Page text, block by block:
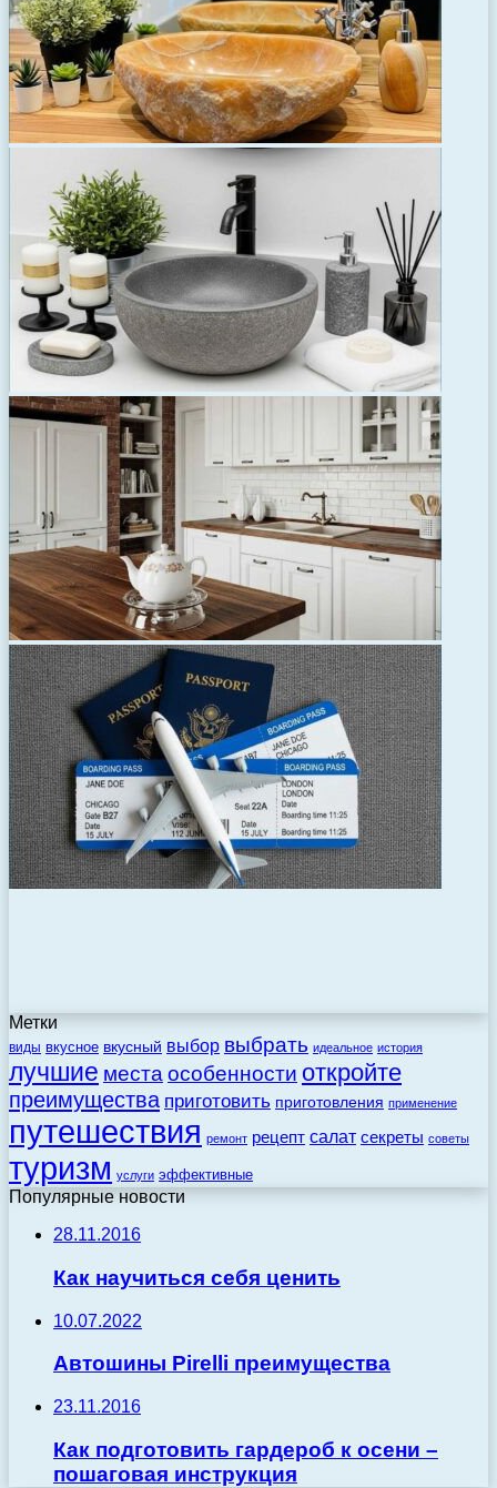
Метки
виды вкусное вкусный выбор выбрать идеальное история
лучшие места особенности откройте
преимущества приготовить приготовления применение
путешествия ремонт рецепт салат секреты советы
туризм услуги эффективные
Популярные новости
28.11.2016
Как научиться себя ценить
10.07.2022
Автошины Pirelli преимущества
23.11.2016
Как подготовить гардероб к осени –
пошаговая инструкция